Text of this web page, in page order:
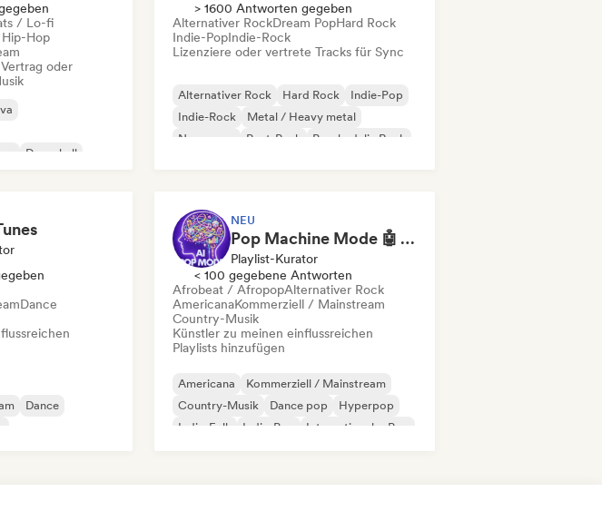
/ Lo-fi
Hop
oder
Dancehall
> 1600 Antworten gegeben
Alternativer RockDream PopHard Rock
Indie-PopIndie-Rock
Lizenziere oder vertrete Tracks für Sync
Alternativer Rock Hard Rock
Indie-Pop
Indie-Rock
Metal / Heavy metal
New wave
Post-Punk Psychedelic Rock
Dance
Dance
NEU
Pop Machine Mode 🤖 AI Music, Indie Pop & Dream Pop
Playlist-Kurator
< 100 gegebene Antworten
Afrobeat / AfropopAlternativer Rock
AmericanaKommerziell / Mainstream
Country-Musik
Künstler zu meinen einflussreichen
Playlists hinzufügen
Americana
Kommerziell / Mainstream
Country-Musik
Dance pop
Hyperpop
Indie-Folk
Indie-Pop Internationaler Pop